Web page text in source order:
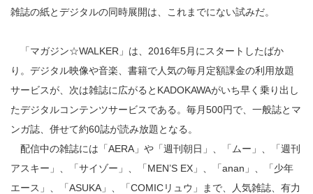
雑誌の紙とデジタルの同時展開は、これまでにない試みだ。
「マガジン☆WALKER」は、2016年5月にスタートしたばか
り。デジタル映像や音楽、書籍で人気の毎月定額課金の利用放題
サービスが、次は雑誌に広がるとKADOKAWAがいち早く乗り出し
たデジタルコンテンツサービスである。毎月500円で、一般誌とマ
ンガ誌、併せて約60誌が読み放題となる。
配信中の雑誌には「AERA」や「週刊朝日」、「ムー」、「週刊
アスキー」、「サイゾー」、「MEN’S EX」、「anan」、「少年
エース」、「ASUKA」、「COMICリュウ」まで、人気雑誌、有力